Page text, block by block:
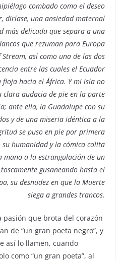
combado como el deseo
diríase, una ansiedad maternal
más delicada que separa a una
que rezuman para Europa
así como una de las dos
entre las cuales el Ecuador
hacia el África. Y mi isla no
clara audacia de pie en la parte
ante ella, la Guadalupe con su
y de una miseria idéntica a la
se puso en pie por primera
su humanidad y la cómica colita
mano a la estrangulación de un
gusaneando hasta el
su desnudez en que la Muerte
siega a grandes trancos.
que brota del corazón
de “un gran poeta negro”, y
así lo llamen, cuando
como “un gran poeta”, al